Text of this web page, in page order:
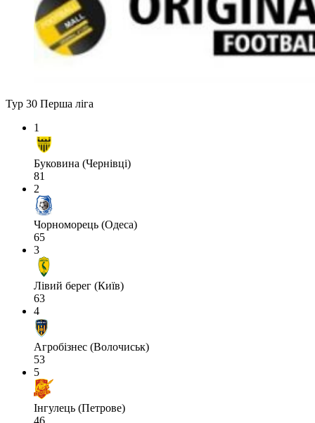
Тур 30 Перша ліга
1
Буковина (Чернівці)
81
2
Чорноморець (Одеса)
65
3
Лівий берег (Київ)
63
4
Агробізнес (Волочиськ)
53
5
Інгулець (Петрове)